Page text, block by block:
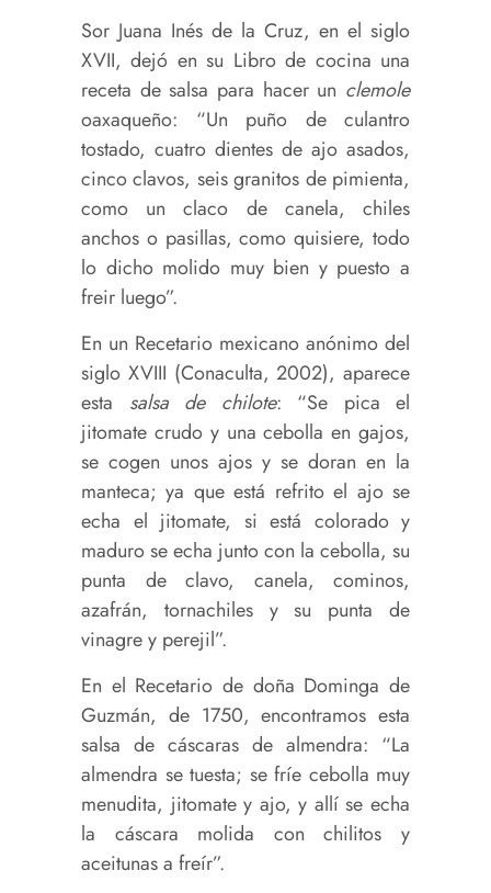
Sor Juana Inés de la Cruz, en el siglo
XVII, dejó en su Libro de cocina una
receta de salsa para hacer un clemole
oaxaqueño: “Un puño de culantro
tostado, cuatro dientes de ajo asados,
cinco clavos, seis granitos de pimienta,
como un claco de canela, chiles
anchos o pasillas, como quisiere, todo
lo dicho molido muy bien y puesto a
freir luego”.
En un Recetario mexicano anónimo del
siglo XVIII (Conaculta, 2002), aparece
esta salsa de chilote: “Se pica el
jitomate crudo y una cebolla en gajos,
se cogen unos ajos y se doran en la
manteca; ya que está refrito el ajo se
echa el jitomate, si está colorado y
maduro se echa junto con la cebolla, su
punta de clavo, canela, cominos,
azafrán, tornachiles y su punta de
vinagre y perejil”.
En el Recetario de doña Dominga de
Guzmán, de 1750, encontramos esta
salsa de cáscaras de almendra: “La
almendra se tuesta; se fríe cebolla muy
menudita, jitomate y ajo, y allí se echa
la cáscara molida con chilitos y
aceitunas a freír”.